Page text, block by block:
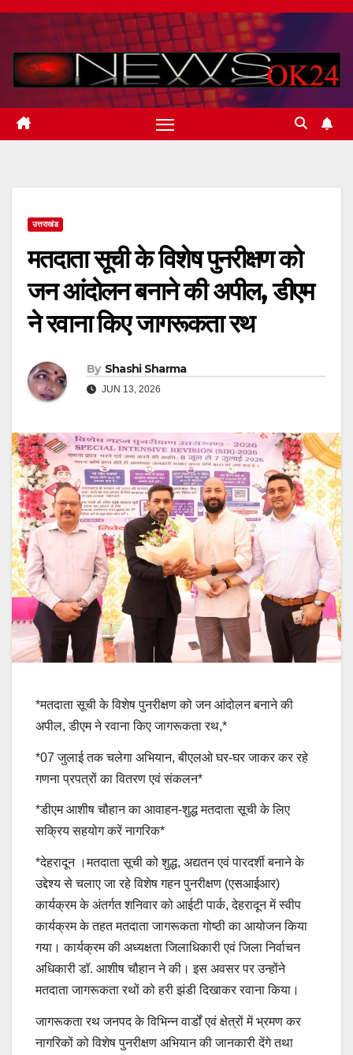
Skip
content
उत्तराखंड
मतदाता सूची के विशेष पुनरीक्षण को
जन आंदोलन बनाने की अपील, डीएम
ने रवाना किए जागरूकता रथ
By Shashi Sharma
JUN 13, 2026
*मतदाता सूची के विशेष पुनरीक्षण को जन आंदोलन बनाने की
अपील, डीएम ने रवाना किए जागरूकता रथ,*
*07 जुलाई तक चलेगा अभियान, बीएलओ घर-घर जाकर कर रहे
गणना प्रपत्रों का वितरण एवं संकलन*
*डीएम आशीष चौहान का आवाहन-शुद्ध मतदाता सूची के लिए
सक्रिय सहयोग करें नागरिक*
*देहरादून ।मतदाता सूची को शुद्ध, अद्यतन एवं पारदर्शी बनाने के
उद्देश्य से चलाए जा रहे विशेष गहन पुनरीक्षण (एसआईआर)
कार्यक्रम के अंतर्गत शनिवार को आईटी पार्क, देहरादून में स्वीप
कार्यक्रम के तहत मतदाता जागरूकता गोष्ठी का आयोजन किया
गया। कार्यक्रम की अध्यक्षता जिलाधिकारी एवं जिला निर्वाचन
अधिकारी डॉ. आशीष चौहान ने की। इस अवसर पर उन्होंने
मतदाता जागरूकता रथों को हरी झंडी दिखाकर रवाना किया।
जागरूकता रथ जनपद के विभिन्न वार्डों एवं क्षेत्रों में भ्रमण कर
नागरिकों को विशेष पुनरीक्षण अभियान की जानकारी देंगे तथा